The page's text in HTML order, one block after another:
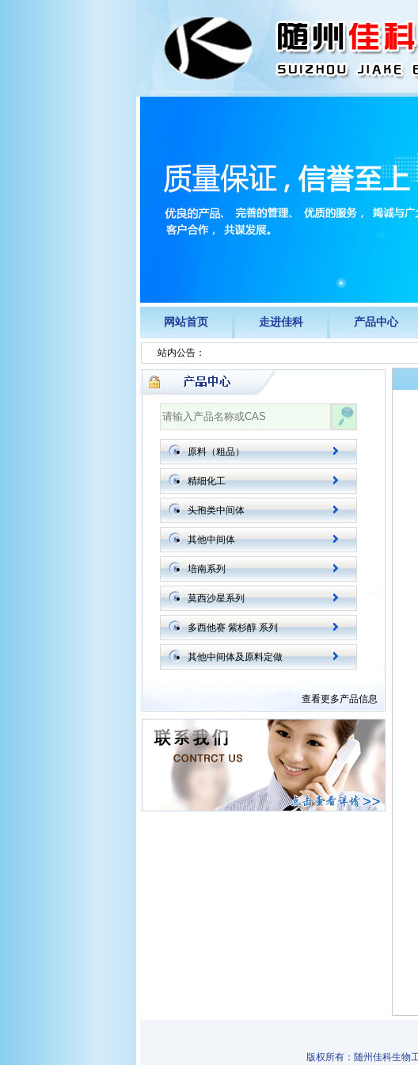
网站首页 走进佳科 产品中心
站内公告：
原料（粗品）
精细化工
头孢类中间体
其他中间体
培南系列
莫西沙星系列
多西他赛 紫杉醇 系列
其他中间体及原料定做
查看更多产品信息
版权所有：随州佳科生物